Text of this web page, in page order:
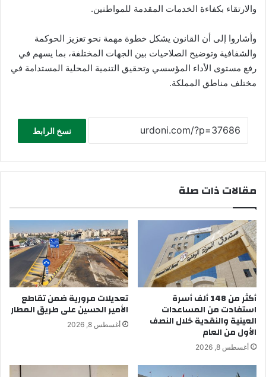
والارتقاء بكفاءة الخدمات المقدمة للمواطنين.
وأشاروا إلى أن القانون يشكل خطوة مهمة نحو تعزيز الحوكمة
والشفافية وتوضيح الصلاحيات بين الجهات المختلفة، بما يسهم في
رفع مستوى الأداء المؤسسي وتحقيق التنمية المحلية المستدامة في
مختلف مناطق المملكة.
نسخ الرابط
مقالات ذات صلة
أكثر من 148 ألف أسرة
استفادت من المساعدات
العينية والنقدية خلال النصف
الأول من العام
أغسطس 8, 2026
تعديلات مرورية ضمن تقاطع
الأمير الحسين على طريق المطار
أغسطس 8, 2026